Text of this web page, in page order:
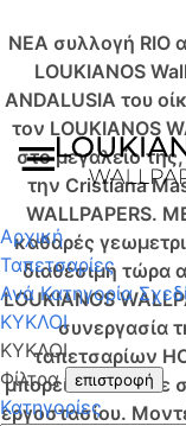
NEA συλλογή RIO
LOUKIANOS
ANDALUSIA του
τον LOUKIANOS
στο μεγαλείο
την Cristiana
WALLPAPERS.
καθαρές
διαθέσιμη τώρα
LOUKIANOS
συνεργασία
ταπετσαρίων
μπορείτε να δείτε
εργοστασίου.
Αρχική
Ταπετσαρίες
Ανά Κατηγορία
ΚΥΚΛΟΙ
ΚΥΚΛΟΙ
Φίλτρα
επιστροφή
Κατηγορίες